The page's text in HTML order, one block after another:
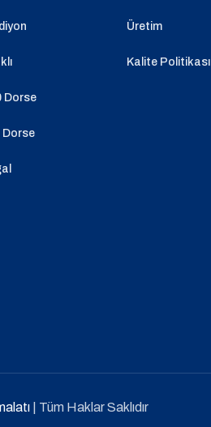
Dorse
Dorse
Üretim
Kalite Politikası
| Tüm Haklar Saklıdır